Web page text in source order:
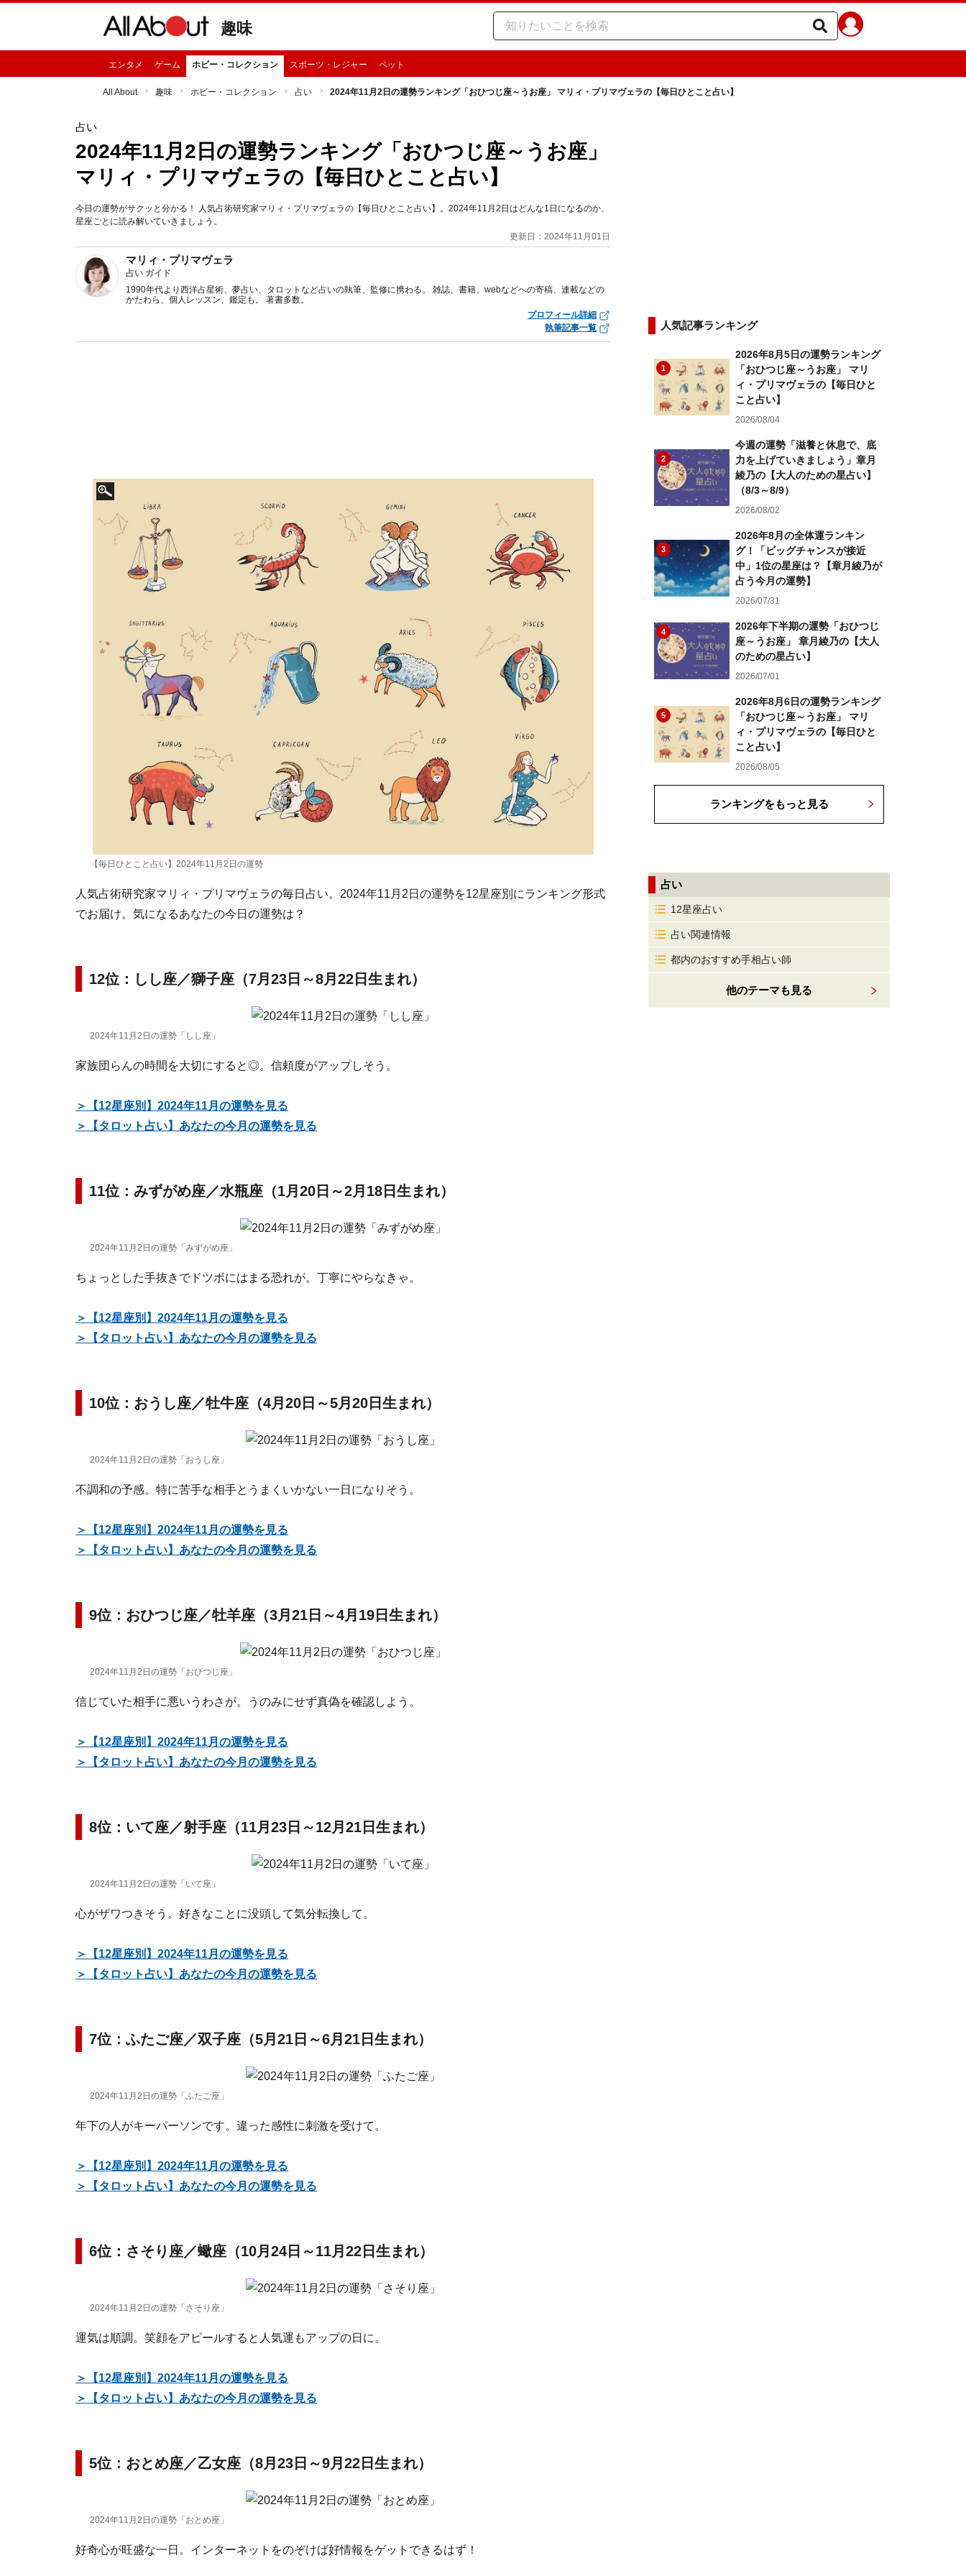
趣味
エンタメ ゲーム ホビー・コレクション スポーツ・レジャー ペット
All About 趣味 ホビー・コレクション 占い 2024年11月2日の運勢ランキング「おひつじ座～うお座」 マリィ・プリマヴェラの【毎日ひとこと占い】
占い
2024年11月2日の運勢ランキング「おひつじ座～うお座」
マリィ・プリマヴェラの【毎日ひとこと占い】
今日の運勢がサクッと分かる！ 人気占術研究家マリィ・プリマヴェラの【毎日ひとこと占い】。2024年11月2日はどんな1日になるのか、
星座ごとに読み解いていきましょう。
更新日：2024年11月01日
マリィ・プリマヴェラ
占い ガイド
1990年代より西洋占星術、夢占い、タロットなど占いの執筆、監修に携わる。 雑誌、書籍、webなどへの寄稿、連載などの
かたわら、個人レッスン、鑑定も。 著書多数。
プロフィール詳細
執筆記事一覧
【毎日ひとこと占い】2024年11月2日の運勢
人気占術研究家マリィ・プリマヴェラの毎日占い。2024年11月2日の運勢を12星座別にランキング形式
でお届け。気になるあなたの今日の運勢は？
12位：しし座／獅子座（7月23日～8月22日生まれ）
2024年11月2日の運勢「しし座」
家族団らんの時間を大切にすると◎。信頼度がアップしそう。
＞【12星座別】2024年11月の運勢を見る
＞【タロット占い】あなたの今月の運勢を見る
11位：みずがめ座／水瓶座（1月20日～2月18日生まれ）
2024年11月2日の運勢「みずがめ座」
ちょっとした手抜きでドツボにはまる恐れが。丁寧にやらなきゃ。
＞【12星座別】2024年11月の運勢を見る
＞【タロット占い】あなたの今月の運勢を見る
10位：おうし座／牡牛座（4月20日～5月20日生まれ）
2024年11月2日の運勢「おうし座」
不調和の予感。特に苦手な相手とうまくいかない一日になりそう。
＞【12星座別】2024年11月の運勢を見る
＞【タロット占い】あなたの今月の運勢を見る
9位：おひつじ座／牡羊座（3月21日～4月19日生まれ）
2024年11月2日の運勢「おひつじ座」
信じていた相手に悪いうわさが。うのみにせず真偽を確認しよう。
＞【12星座別】2024年11月の運勢を見る
＞【タロット占い】あなたの今月の運勢を見る
8位：いて座／射手座（11月23日～12月21日生まれ）
2024年11月2日の運勢「いて座」
心がザワつきそう。好きなことに没頭して気分転換して。
＞【12星座別】2024年11月の運勢を見る
＞【タロット占い】あなたの今月の運勢を見る
7位：ふたご座／双子座（5月21日～6月21日生まれ）
2024年11月2日の運勢「ふたご座」
年下の人がキーパーソンです。違った感性に刺激を受けて。
＞【12星座別】2024年11月の運勢を見る
＞【タロット占い】あなたの今月の運勢を見る
6位：さそり座／蠍座（10月24日～11月22日生まれ）
2024年11月2日の運勢「さそり座」
運気は順調。笑顔をアピールすると人気運もアップの日に。
＞【12星座別】2024年11月の運勢を見る
＞【タロット占い】あなたの今月の運勢を見る
5位：おとめ座／乙女座（8月23日～9月22日生まれ）
2024年11月2日の運勢「おとめ座」
好奇心が旺盛な一日。インターネットをのぞけば好情報をゲットできるはず！
人気記事ランキング
1
2026年8月5日の運勢ランキング
「おひつじ座～うお座」 マリ
ィ・プリマヴェラの【毎日ひと
こと占い】
2026/08/04
2
今週の運勢「滋養と休息で、底
力を上げていきましょう」章月
綾乃の【大人のための星占い】
（8/3～8/9）
2026/08/02
3
2026年8月の全体運ランキン
グ！「ビッグチャンスが接近
中」1位の星座は？【章月綾乃が
占う今月の運勢】
2026/07/31
4
2026年下半期の運勢「おひつじ
座～うお座」 章月綾乃の【大人
のための星占い】
2026/07/01
5
2026年8月6日の運勢ランキング
「おひつじ座～うお座」 マリ
ィ・プリマヴェラの【毎日ひと
こと占い】
2026/08/05
ランキングをもっと見る
占い
12星座占い
占い関連情報
都内のおすすめ手相占い師
他のテーマも見る